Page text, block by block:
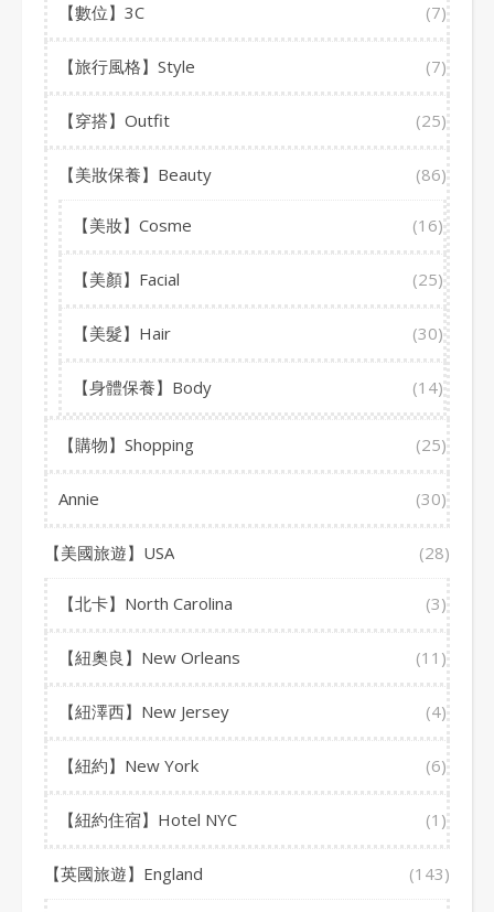
【數位】3C (7)
【旅行風格】Style (7)
【穿搭】Outfit (25)
【美妝保養】Beauty (86)
【美妝】Cosme (16)
【美顏】Facial (25)
【美髮】Hair (30)
【身體保養】Body (14)
【購物】Shopping (25)
Annie (30)
【美國旅遊】USA (28)
【北卡】North Carolina (3)
【紐奧良】New Orleans (11)
【紐澤西】New Jersey (4)
【紐約】New York (6)
【紐約住宿】Hotel NYC (1)
【英國旅遊】England (143)